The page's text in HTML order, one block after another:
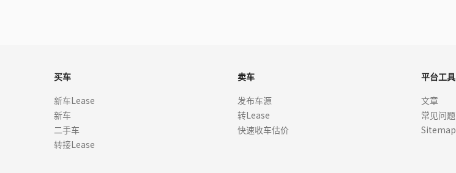
买车
新车Lease
新车
二手车
转接Lease
卖车
发布车源
转Lease
快速收车估价
平台工具
文章
常见问题
Sitemap